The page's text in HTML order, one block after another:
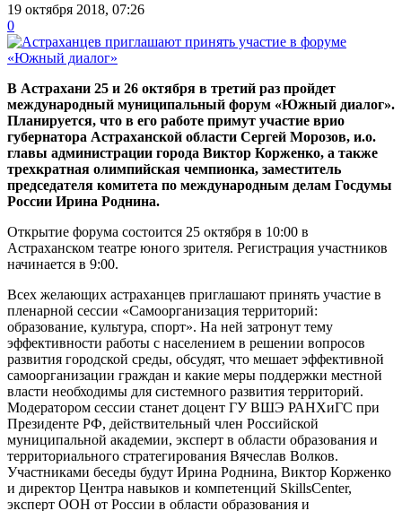
19 октября 2018, 07:26
0
В Астрахани 25 и 26 октября в третий раз пройдет
международный муниципальный форум «Южный диалог».
Планируется, что в его работе примут участие врио
губернатора Астраханской области Сергей Морозов, и.о.
главы администрации города Виктор Корженко, а также
трехкратная олимпийская чемпионка, заместитель
председателя комитета по международным делам Госдумы
России Ирина Роднина.
Открытие форума состоится 25 октября в 10:00 в
Астраханском театре юного зрителя. Регистрация участников
начинается в 9:00.
Всех желающих астраханцев приглашают принять участие в
пленарной сессии «Самоорганизация территорий:
образование, культура, спорт». На ней затронут тему
эффективности работы с населением в решении вопросов
развития городской среды, обсудят, что мешает эффективной
самоорганизации граждан и какие меры поддержки местной
власти необходимы для системного развития территорий.
Модератором сессии станет доцент ГУ ВШЭ РАНХиГС при
Президенте РФ, действительный член Российской
муниципальной академии, эксперт в области образования и
территориального стратегирования Вячеслав Волков.
Участниками беседы будут Ирина Роднина, Виктор Корженко
и директор Центра навыков и компетенций SkillsCenter,
эксперт ООН от России в области образования и